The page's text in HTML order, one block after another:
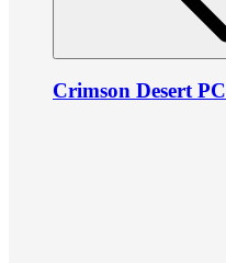
Crimson Desert PC